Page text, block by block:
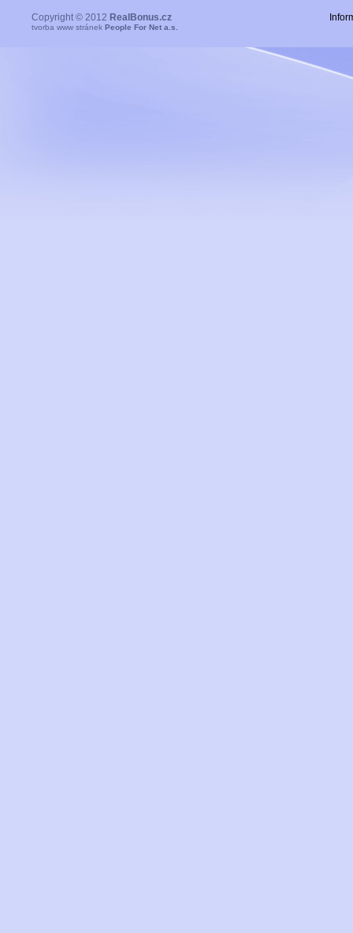
Copyright © 2012 RealBonus.cz
tvorba www stránek People For Net a.s.